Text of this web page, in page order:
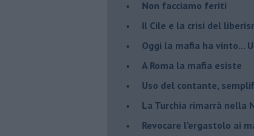
Non facciamo feriti
Il Cile e la crisi del
Oggi la mafia ha vinto...
A Roma la mafia esiste
Uso del contante,
La Turchia rimarrà nella
Revocare l'ergastolo ai